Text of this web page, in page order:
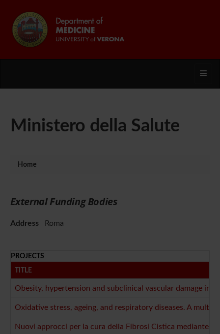
Ministero della Salute
Home
External Funding Bodies
AddressRoma
PROJECTS
TITLE
Obesity, hypertension and subclinical vascular damage in
Oxidative stress, ageing, and respiratory diseases. A
Nuovi approcci per la cura della Fibrosi Cistica mediante